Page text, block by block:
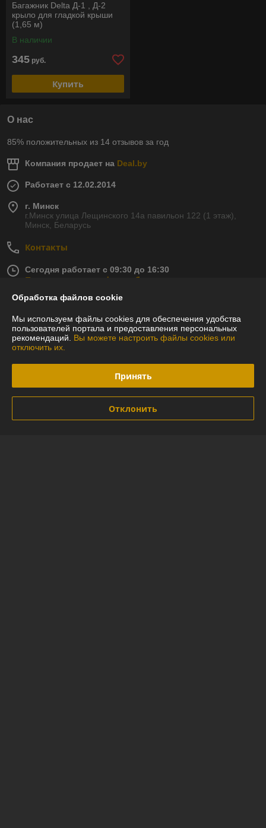
Багажник Delta Д-1 , Д-2
крыло для гладкой крыши
(1,65 м)
В наличии
345 руб.
Купить
О нас
85% положительных из 14 отзывов за год
Компания продает на Deal.by
Работает с 12.02.2014
г. Минск
г.Минск улица Лещинского 14а павильон 122 (1 этаж),
Минск, Беларусь
Контакты
Сегодня работает с 09:30 до 16:30
Показать весь график работы
Отзывы о магазине
59 отзывов за всё время
26.07.2026
Покупатель
Обработка файлов cookie
Мы используем файлы cookies для обеспечения удобства
пользователей портала и предоставления персональных
рекомендаций. Вы можете настроить файлы cookies или
отключить их.
Принять
Отклонить